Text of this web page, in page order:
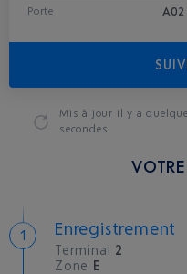
Porte A02
Mis à jour il y a
secondes
Enregistrement
Terminal 2
Zone E